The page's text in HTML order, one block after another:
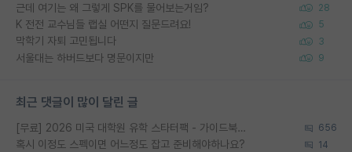
근데 여기는 왜 그렇게 SPK를 물어보는거임? 28
K 전전 교수님들 랩실 어떤지 질문드려요! 5
막학기 자퇴 고민됩니다 3
서울대는 하버드보다 명문이지만 9
최근 댓글이 많이 달린 글
[무료] 2026 미국 대학원 유학 스타터팩 - 가이드북 & 합격자 컨택메일 템플릿 656
혹시 이정도 스펙이면 어느정도 잡고 준비해야하나요? 14